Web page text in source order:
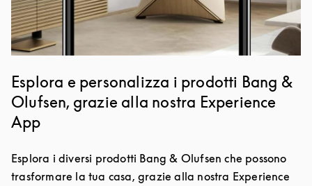
Esplora e personalizza i prodotti Bang &
Olufsen, grazie alla nostra Experience
App
Esplora i diversi prodotti Bang & Olufsen che possono
trasformare la tua casa, grazie alla nostra Experience